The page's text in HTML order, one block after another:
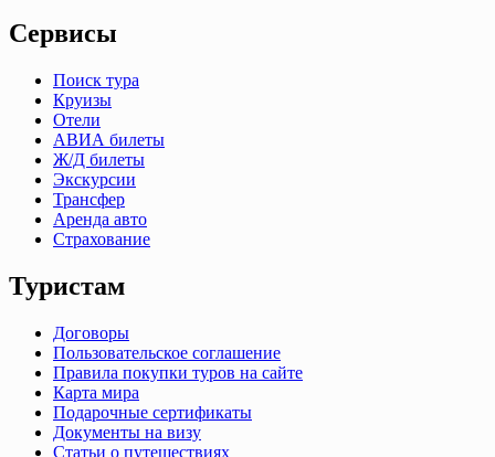
Сервисы
Поиск тура
Круизы
Отели
АВИА билеты
Ж/Д билеты
Экскурсии
Трансфер
Аренда авто
Страхование
Туристам
Договоры
Пользовательское соглашение
Правила покупки туров на сайте
Карта мира
Подарочные сертификаты
Документы на визу
Статьи о путешествиях